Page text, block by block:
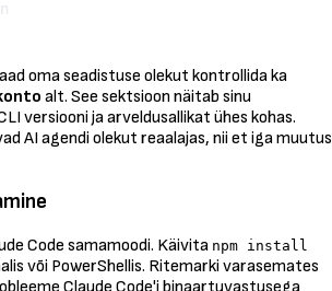
oma seadistuse olekut kontrollida ka
alt. See sektsioon näitab sinu
versiooni ja arveldusallikat ühes kohas.
AI agendi olekut reaalajas, nii et iga muutus
Code samamoodi. Käivita npm install
või PowerShellis. Ritemarki varasemates